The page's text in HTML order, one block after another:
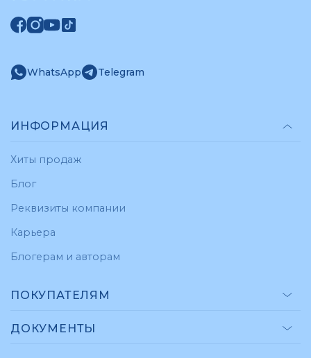
ИНФОРМАЦИЯ
Хиты продаж
Блог
Реквизиты компании
Карьера
Блогерам и авторам
ПОКУПАТЕЛЯМ
ДОКУМЕНТЫ
WhatsApp Telegram